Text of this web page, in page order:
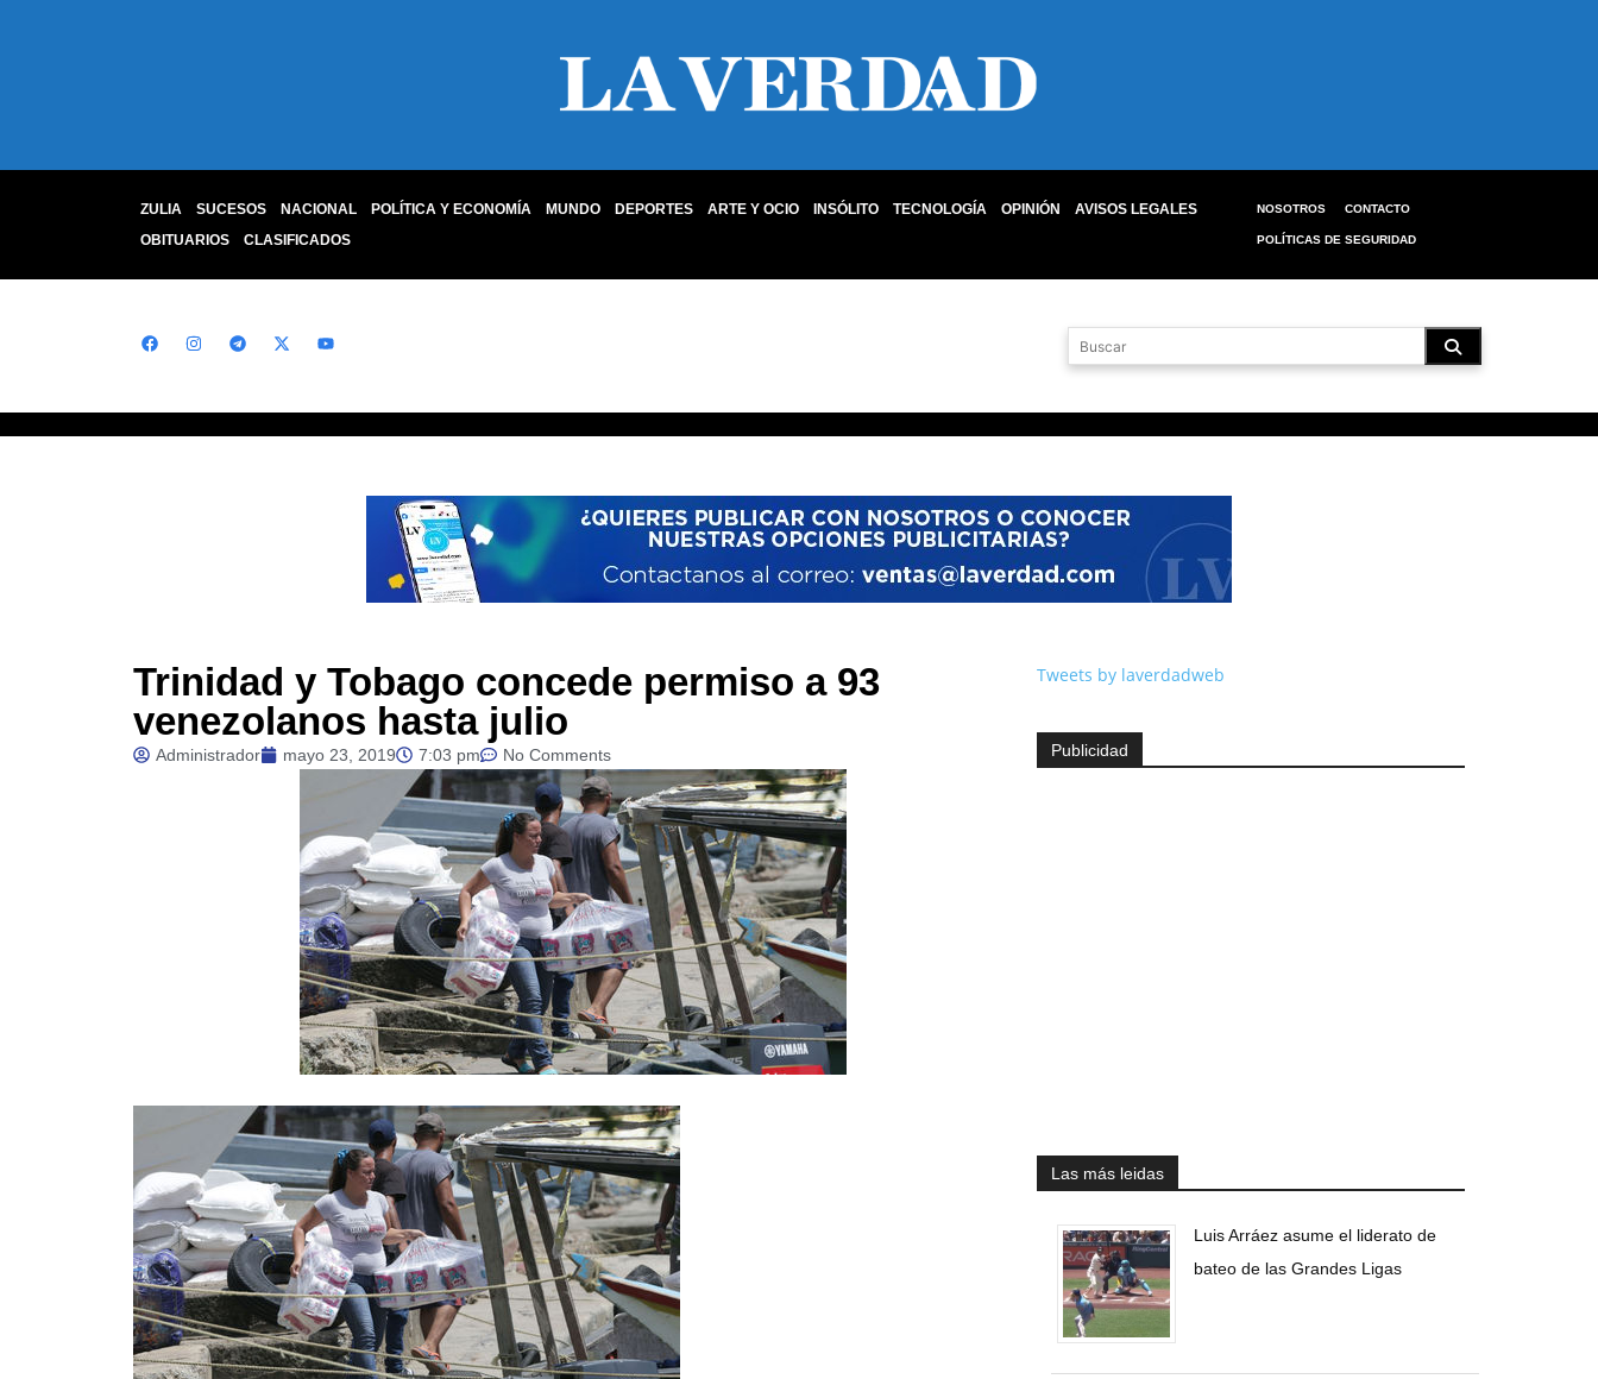
ZULIA SUCESOS NACIONAL POLÍTICA Y ECONOMÍA MUNDO DEPORTES ARTE Y OCIO INSÓLITO TECNOLOGÍA OPINIÓN
AVISOS LEGALES
OBITUARIOS
CLASIFICADOS
NOSOTROS CONTACTO
POLÍTICAS DE SEGURIDAD
Trinidad y Tobago concede permiso a 93
venezolanos hasta julio
Administrador mayo 23, 2019 7:03 pm No Comments
Tweets by laverdadweb
Publicidad
Las más leidas
Luis Arráez asume el liderato de
bateo de las Grandes Ligas